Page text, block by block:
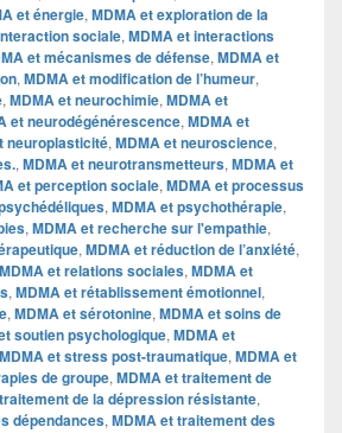
et énergie, MDMA et exploration de la
sociale, MDMA et interactions
et mécanismes de défense, MDMA et
, MDMA et modification de l’humeur,
, MDMA et neurochimie, MDMA et
et neurodégénérescence, MDMA et
neuroplasticité, MDMA et neuroscience,
, MDMA et neurotransmetteurs, MDMA et
et perception sociale, MDMA et processus
, MDMA et psychothérapie,
, MDMA et recherche sur l'empathie,
, MDMA et réduction de l’anxiété,
MDMA et relations sociales, MDMA et
, MDMA et rétablissement émotionnel,
, MDMA et sérotonine, MDMA et soins de
soutien psychologique, MDMA et
MDMA et stress post-traumatique, MDMA et
de groupe, MDMA et traitement de
de la dépression résistante,
dépendances, MDMA et traitement des